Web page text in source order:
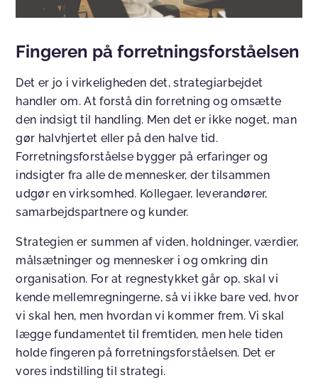
Fingeren på forretningsforståelsen
Det er jo i virkeligheden det, strategiarbejdet
handler om. At forstå din forretning og omsætte
den indsigt til handling. Men det er ikke noget, man
gør halvhjertet eller på den halve tid.
Forretningsforståelse bygger på erfaringer og
indsigter fra alle de mennesker, der tilsammen
udgør en virksomhed. Kollegaer, leverandører,
samarbejdspartnere og kunder.
Strategien er summen af viden, holdninger, værdier,
målsætninger og mennesker i og omkring din
organisation. For at regnestykket går op, skal vi
kende mellemregningerne, så vi ikke bare ved, hvor
vi skal hen, men hvordan vi kommer frem. Vi skal
lægge fundamentet til fremtiden, men hele tiden
holde fingeren på forretningsforståelsen. Det er
vores indstilling til strategi.